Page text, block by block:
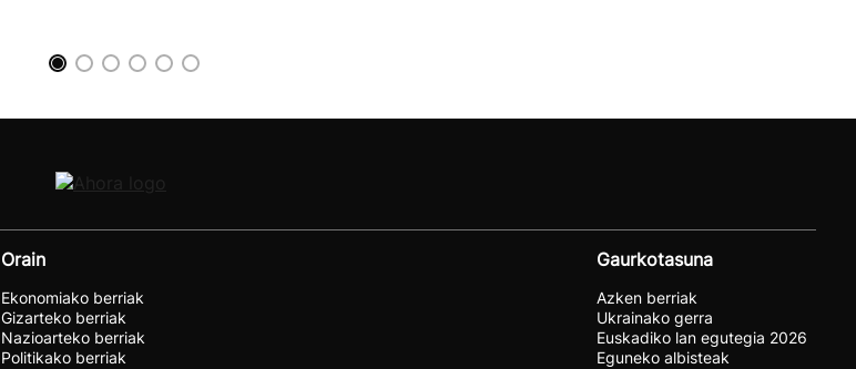
Orain
Ekonomiako berriak
Gizarteko berriak
Nazioarteko berriak
Politikako berriak
Gaurkotasuna
Azken berriak
Ukrainako gerra
Euskadiko lan egutegia 2026
Eguneko albisteak